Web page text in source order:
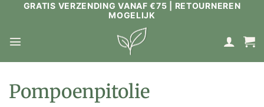
GRATIS VERZENDING VANAF €75 | RETOURNEREN
MOGELIJK
Pompoenpitolie